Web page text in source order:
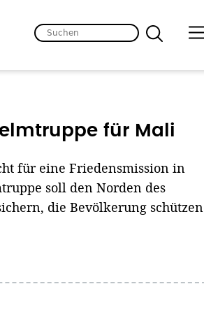
für Mali
für eine Friedensmission in
soll den Norden des
die Bevölkerung schützen